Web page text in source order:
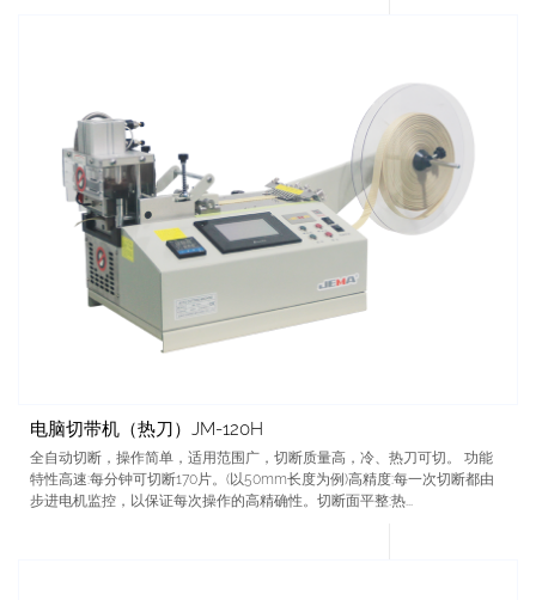
电脑切带机（热刀）JM-120H
全自动切断，操作简单，适用范围广，切断质量高，冷、热刀可切。 功能
特性高速:每分钟可切断170片。(以50mm长度为例)高精度:每一次切断都由
步进电机监控，以保证每次操作的高精确性。切断面平整:热...